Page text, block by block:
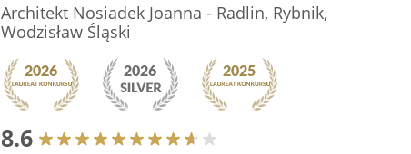
Architekt Nosiadek Joanna - Radlin, Rybnik,
Wodzisław Śląski
8.6